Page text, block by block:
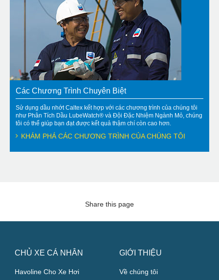
Các Chương Trình Chuyên Biệt
Sử dụng dầu nhớt Caltex kết hợp với các chương trình của chúng tôi
như Phân Tích Dầu LubeWatch® và Đội Đặc Nhiệm Ngành Mỏ, chúng
tôi có thể giúp bạn đạt được kết quả thậm chí còn cao hơn.
KHÁM PHÁ CÁC CHƯƠNG TRÌNH CỦA CHÚNG TÔI
Share this page
CHỦ XE CÁ NHÂN
Havoline Cho Xe Hơi
GIỚI THIỆU
Về chúng tôi